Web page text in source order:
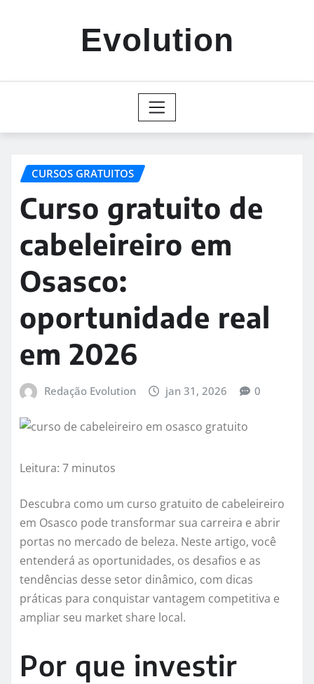
Evolution
CURSOS GRATUITOS
Curso gratuito de
cabeleireiro em
Osasco:
oportunidade real
em 2026
Redação Evolution jan 31, 2026 0
Leitura: 7 minutos
Descubra como um curso gratuito de cabeleireiro
em Osasco pode transformar sua carreira e abrir
portas no mercado de beleza. Neste artigo, você
entenderá as oportunidades, os desafios e as
tendências desse setor dinâmico, com dicas
práticas para conquistar vantagem competitiva e
ampliar seu market share local.
Por que investir